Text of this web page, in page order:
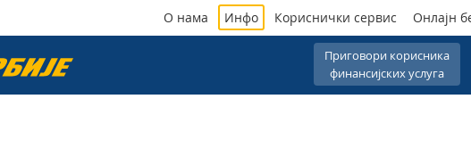
Приговори корисника
финансијских услуга
О нама Инфо Кориснички сервис Онлајн